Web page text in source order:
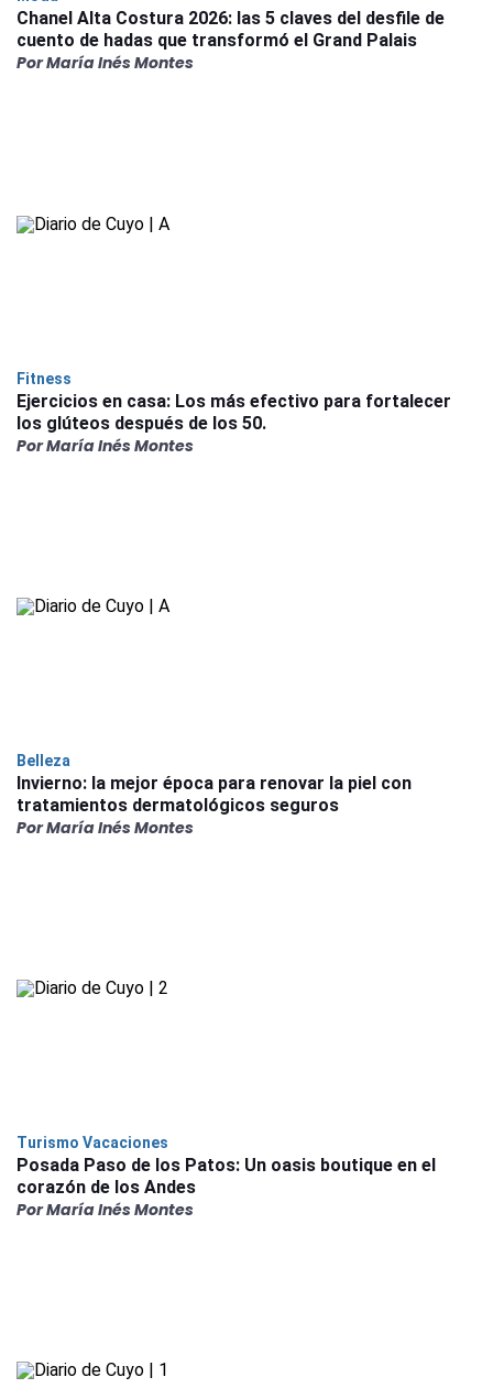
Chanel Alta Costura 2026: las 5 claves del desfile de
cuento de hadas que transformó el Grand Palais
Por María Inés Montes
Fitness
Ejercicios en casa: Los más efectivo para fortalecer
los glúteos después de los 50.
Por María Inés Montes
Belleza
Invierno: la mejor época para renovar la piel con
tratamientos dermatológicos seguros
Por María Inés Montes
Turismo Vacaciones
Posada Paso de los Patos: Un oasis boutique en el
corazón de los Andes
Por María Inés Montes